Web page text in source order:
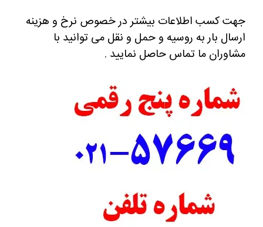
جهت کسب اطلاعات بیشتر در خصوص نرخ و هزینه
ارسال بار به روسیه و حمل و نقل می توانید با
مشاوران ما تماس حاصل نمایید .